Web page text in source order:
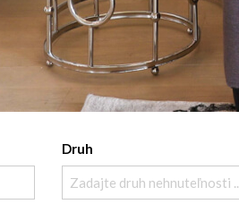
Druh
Zadajte druh nehnuteľnosti ..